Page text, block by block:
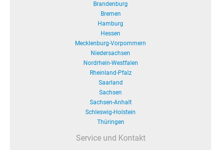
Brandenburg
Bremen
Hamburg
Hessen
Mecklenburg-Vorpommern
Niedersachsen
Nordrhein-Westfalen
Rheinland-Pfalz
Saarland
Sachsen
Sachsen-Anhalt
Schleswig-Holstein
Thüringen
Service und Kontakt